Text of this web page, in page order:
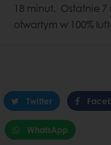
18 minut. Ostatnie 7
otwartym w 100%
Twitter
WhatsApp